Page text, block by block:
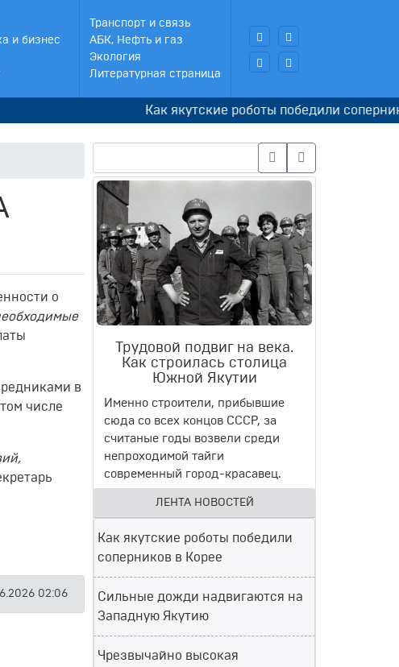
и бизнес
Транспорт и связь
АБК, Нефть и газ
Экология
Литературная страница
Как якутские роботы победили соперников
о
в
числе
02:06
Трудовой подвиг на века.
Как строилась столица
Южной Якутии
Именно строители, прибывшие
сюда со всех концов СССР, за
считаные годы возвели среди
непроходимой тайги
современный город-красавец.
ЛЕНТА НОВОСТЕЙ
Как якутские роботы победили
соперников в Корее
Сильные дожди надвигаются на
Западную Якутию
Чрезвычайно высокая